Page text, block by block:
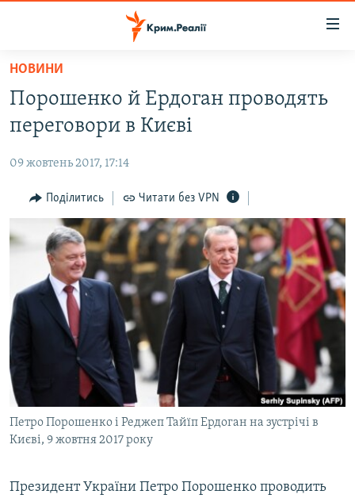
Перейти
основного
матеріалу
Перейти
до
навігації
Перейти
до
пошуку
ВОДА.КРИМ
ВІДЕО ТА ФОТО
ПОЛІТИКА
БЛОГИ
ПОГЛЯД
ІНТЕРВ'Ю
ВСЕ ЗА ДЕНЬ
СПЕЦПРОЕКТИ
ДЕПОРТАЦІЯ
ВІДЕОУРОКИ «ELIFBE»
СВІДЧЕННЯ ОКУПАЦІЇ
УКРАЇНСЬКА ПРОБЛЕМА КРИМУ
ЯК ОБІЙТИ БЛОКУВАННЯ
Qırımtatar
НОВИНИ
Порошенко й Ердоган проводять
переговори в Києві
09 жовтень 2017, 17:14
Поділитись Читати без VPN
Петро Порошенко і Реджеп Тайїп Ердоган на зустрічі в
Києві, 9 жовтня 2017 року
Президент України Петро Порошенко проводить